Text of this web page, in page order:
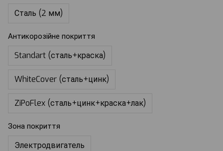
Сталь (2 мм)
Антикорозійне покриття
Standart (сталь+краска)
WhiteCover (сталь+цинк)
ZiPoFlex (сталь+цинк+краска+лак)
Зона покриття
Электродвигатель